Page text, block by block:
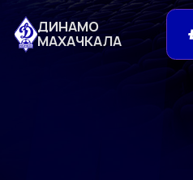
ДИНАМО
МАХАЧКАЛА